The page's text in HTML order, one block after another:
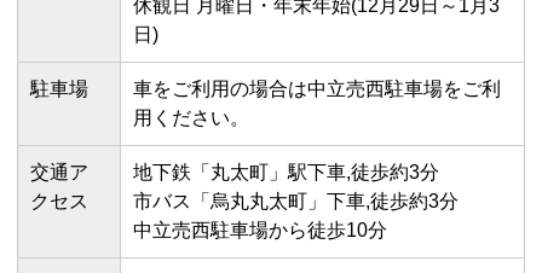
休観日 月曜日・年末年始(12月29日～1月3
日)
駐車場
車をご利用の場合は中立売西駐車場をご利
用ください。
交通ア
クセス
地下鉄「丸太町」駅下車,徒歩約3分
市バス「烏丸丸太町」下車,徒歩約3分
中立売西駐車場から徒歩10分